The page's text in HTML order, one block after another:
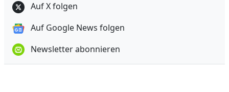
Auf X folgen
Auf Google News folgen
Newsletter abonnieren